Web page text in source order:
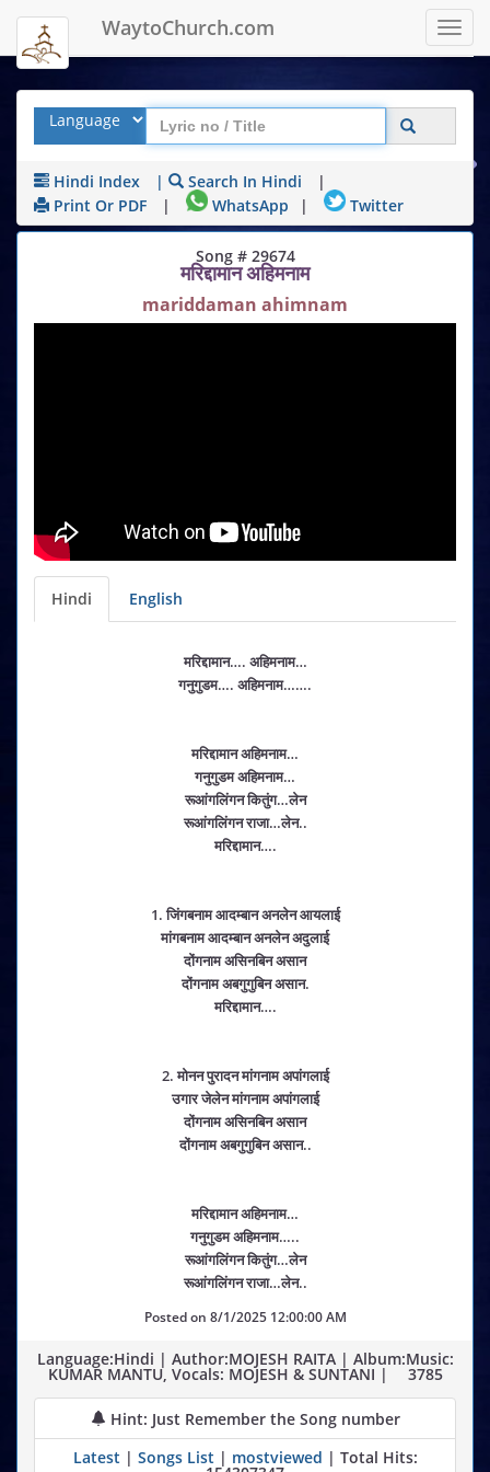
WaytoChurch.com
Hindi Index | Search In Hindi
|
Print Or PDF
| WhatsApp | Twitter
Song # 29674
मरिद्दामान अहिमनाम
mariddaman ahimnam
Hindi English
मरिद्दामान…. अहिमनाम…
गनुगुडम…. अहिमनाम…….
मरिद्दामान अहिमनाम…
गनुगुडम अहिमनाम…
रूआंगलिंगन कितुंग…लेन
रूआंगलिंगन राजा…लेन..
मरिद्दामान….
1. जिंगबनाम आदम्बान अनलेन आयलाई
मांगबनाम आदम्बान अनलेन अदुलाई
दोंगनाम असिनबिन असान
दोंगनाम अबगुगुबिन असान.
मरिद्दामान….
2. मोनन पुरादन मांगनाम अपांगलाई
उगार जेलेन मांगनाम अपांगलाई
दोंगनाम असिनबिन असान
दोंगनाम अबगुगुबिन असान..
मरिद्दामान अहिमनाम…
गनुगुडम अहिमनाम…..
रूआंगलिंगन कितुंग…लेन
रूआंगलिंगन राजा…लेन..
Posted on 8/1/2025 12:00:00 AM
Language:Hindi | Author:MOJESH RAITA | Album:Music:
KUMAR MANTU, Vocals: MOJESH & SUNTANI | 3785
Hint: Just Remember the Song number
Latest | Songs List | mostviewed | Total Hits: